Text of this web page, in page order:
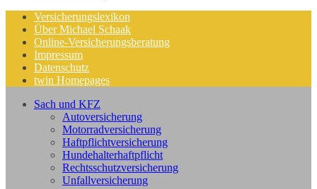
Versicherungslexikon
Über Michael Schaak
Online-Versicherungsberatung
Impressum
Datenschutz
twin Homepages
Sach und KFZ
Autoversicherung
Motorradversicherung
Haftpflichtversicherung
Hundehalterhaftpflicht
Rechtsschutzversicherung
Unfallversicherung